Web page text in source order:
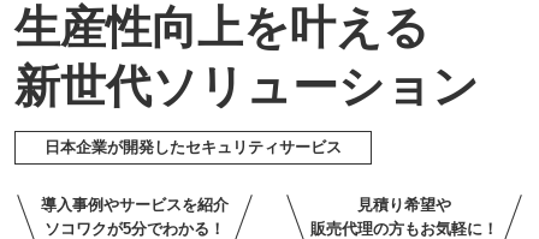
生産性向上を叶える
新世代ソリューション
日本企業が開発したセキュリティサービス
導入事例やサービスを紹介
ソコワクが5分でわかる！
見積り希望や
販売代理の方もお気軽に！